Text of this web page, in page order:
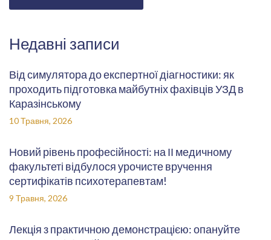
Недавні записи
Від симулятора до експертної діагностики: як
проходить підготовка майбутніх фахівців УЗД в
Каразінському
10 Травня, 2026
Новий рівень професійності: на ІІ медичному
факультеті відбулося урочисте вручення
сертифікатів психотерапевтам!
9 Травня, 2026
Лекція з практичною демонстрацією: опануйте